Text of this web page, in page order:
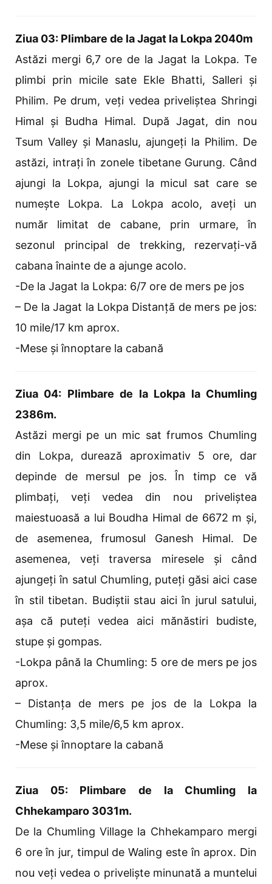
Ziua 03: Plimbare de la Jagat la Lokpa 2040m
Astăzi mergi 6,7 ore de la Jagat la Lokpa. Te
plimbi prin micile sate Ekle Bhatti, Salleri și
Philim. Pe drum, veți vedea priveliștea Shringi
Himal și Budha Himal. După Jagat, din nou
Tsum Valley și Manaslu, ajungeți la Philim. De
astăzi, intrați în zonele tibetane Gurung. Când
ajungi la Lokpa, ajungi la micul sat care se
numește Lokpa. La Lokpa acolo, aveți un
număr limitat de cabane, prin urmare, în
sezonul principal de trekking, rezervați-vă
cabana înainte de a ajunge acolo.
-De la Jagat la Lokpa: 6/7 ore de mers pe jos
– De la Jagat la Lokpa Distanță de mers pe jos:
10 mile/17 km aprox.
-Mese și înnoptare la cabană
Ziua 04: Plimbare de la Lokpa la Chumling
2386m.
Astăzi mergi pe un mic sat frumos Chumling
din Lokpa, durează aproximativ 5 ore, dar
depinde de mersul pe jos. În timp ce vă
plimbați, veți vedea din nou priveliștea
maiestuoasă a lui Boudha Himal de 6672 m și,
de asemenea, frumosul Ganesh Himal. De
asemenea, veți traversa miresele și când
ajungeți în satul Chumling, puteți găsi aici case
în stil tibetan. Budiștii stau aici în jurul satului,
așa că puteți vedea aici mănăstiri budiste,
stupe și gompas.
-Lokpa până la Chumling: 5 ore de mers pe jos
aprox.
– Distanța de mers pe jos de la Lokpa la
Chumling: 3,5 mile/6,5 km aprox.
-Mese și înnoptare la cabană
Ziua 05: Plimbare de la Chumling la
Chhekamparo 3031m.
De la Chumling Village la Chhekamparo mergi
6 ore în jur, timpul de Waling este în aprox. Din
nou veți vedea o priveliște minunată a muntelui